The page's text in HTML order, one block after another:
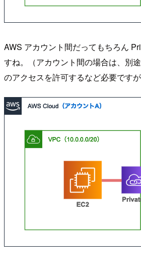
AWS アカウント間だってもちろん
すね。（アカウント間の場合は、別
のアクセスを許可するなど必要ですが